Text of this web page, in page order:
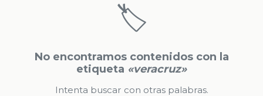
🏷️
No encontramos contenidos con la
etiqueta «veracruz»
Intenta buscar con otras palabras.